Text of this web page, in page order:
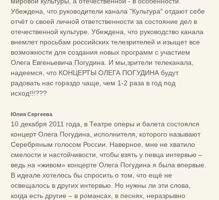
Убеждена, что руководители канала "Культура" отдают себе
отчёт о своей личной ответственности за состояние дел в
отечественной культуре. Убеждена, что руководство канала
внемлет просьбам российских телезрителей и изыщет все
возможности для создания новых программ с участием
Олега Евгеньевича Погудина. И мы,зрители телеканала,
надеемся, что КОНЦЕРТЫ ОЛЕГА ПОГУДИНА будут
радовать нас гораздо чаще, чем 1-2 раза в год под
исход!!!???
Юлия Сергеева
10 декабря 2011 года, в Театре оперы и балета состоялся
концерт Олега Погудина, исполнителя, которого называют
Серебряным голосом России. Наверное, мне не хватило
смелости и настойчивости, чтобы взять у певца интервью –
ведь на «живом» концерте Олега Погудина я была впервые.
В идеале хотелось бы спросить о том, что ещё не
освещалось в других интервью. Но нужны ли эти слова,
когда есть другие – в романсах, в песнях, неразрывно